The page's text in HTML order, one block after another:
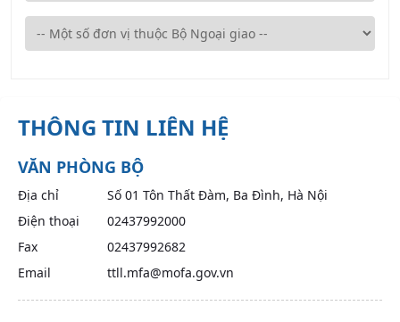
THÔNG TIN LIÊN HỆ
VĂN PHÒNG BỘ
Địa chỉ
Số 01 Tôn Thất Đàm, Ba Đình, Hà Nội
Điện thoại
02437992000
Fax
02437992682
Email
ttll.mfa@mofa.gov.vn